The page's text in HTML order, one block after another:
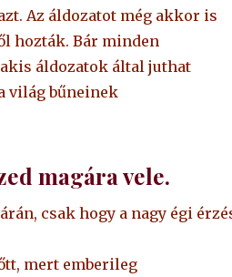
Az áldozatot még akkor is
hozták. Bár minden
áldozatok által juthat
világ bűneinek
magára vele.
csak hogy a nagy égi
mert emberileg